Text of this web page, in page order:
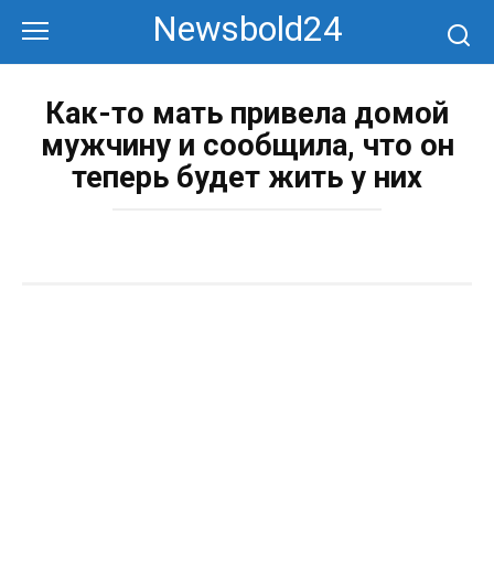
контенту
Newsbold24
Как-то мать привела домой
мужчину и сообщила, что он
теперь будет жить у них